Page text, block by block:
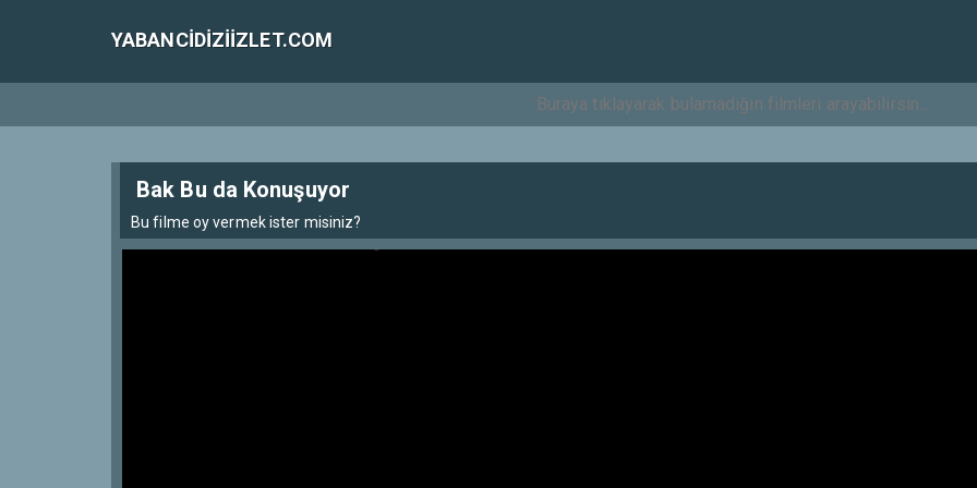
YABANCIDIZIIZLET.COM
Bak Bu da Konuşuyor
Bu filme oy vermek ister misiniz?